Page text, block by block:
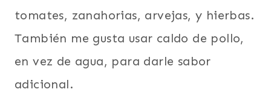
tomates, zanahorias, arvejas, y hierbas.
También me gusta usar caldo de pollo,
en vez de agua, para darle sabor
adicional.